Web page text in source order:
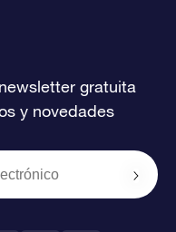
gratuita
y novedades